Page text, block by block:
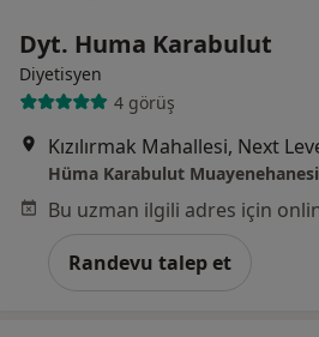
Dyt. Huma Karabulut
Diyetisyen
4 görüş
Hüma Karabulut Muayenehanesi
Randevu talep et